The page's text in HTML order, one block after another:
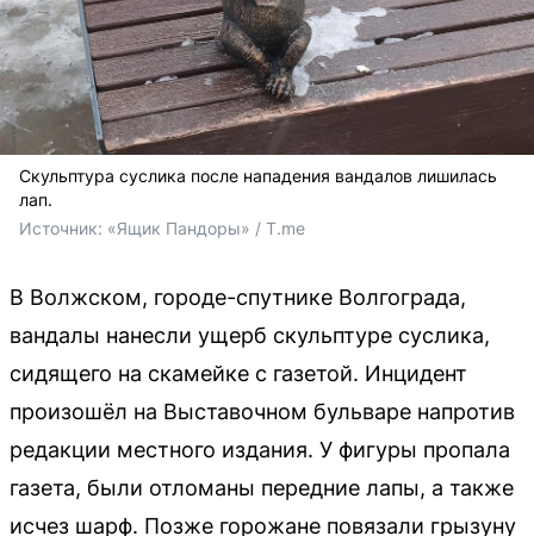
Скульптура суслика после нападения вандалов лишилась
лап.
Источник: «Ящик Пандоры» / T.me
В Волжском, городе-спутнике Волгограда,
вандалы нанесли ущерб скульптуре суслика,
сидящего на скамейке с газетой. Инцидент
произошёл на Выставочном бульваре напротив
редакции местного издания. У фигуры пропала
газета, были отломаны передние лапы, а также
исчез шарф. Позже горожане повязали грызуну